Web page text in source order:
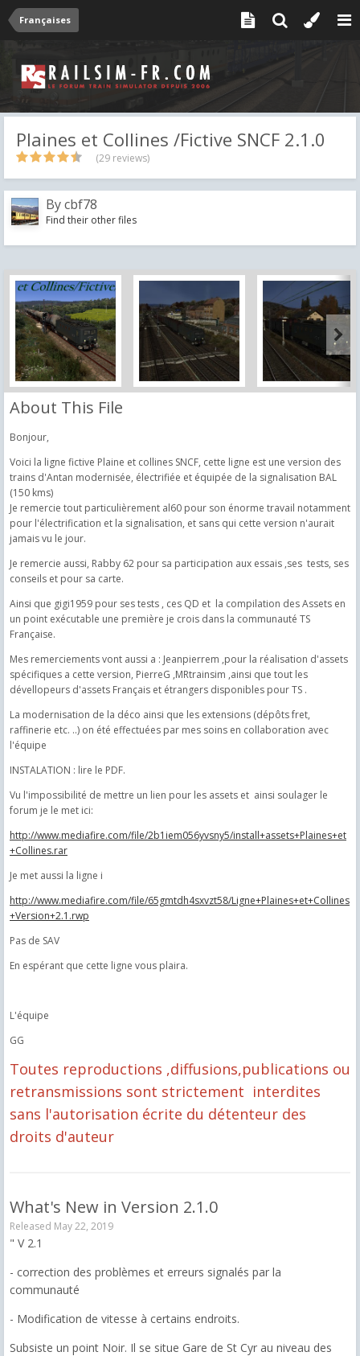
Françaises
Plaines et Collines /Fictive SNCF 2.1.0
(29 reviews)
Bycbf78
Find their other files
About This File
Bonjour,
Voici la ligne fictive Plaine et collines SNCF, cette ligne est une version des
trains d'Antan modernisée, électrifiée et équipée de la signalisation BAL
(150 kms)
Je remercie tout particulièrement al60 pour son énorme travail notamment
pour l'électrification et la signalisation, et sans qui cette version n'aurait
jamais vu le jour.
Je remercie aussi, Rabby 62 pour sa participation aux essais ,ses tests, ses
conseils et pour sa carte.
Ainsi que gigi1959 pour ses tests , ces QD et la compilation des Assets en
un point exécutable une première je crois dans la communauté TS
Française.
Mes remerciements vont aussi a : Jeanpierrem ,pour la réalisation d'assets
spécifiques a cette version, PierreG ,MRtrainsim ,ainsi que tout les
dévellopeurs d'assets Français et étrangers disponibles pour TS .
La modernisation de la déco ainsi que les extensions (dépôts fret,
raffinerie etc. ..) on été effectuées par mes soins en collaboration avec
l'équipe
INSTALATION : lire le PDF.
Vu l'impossibilité de mettre un lien pour les assets et ainsi soulager le
forum je le met ici:
http://www.mediafire.com/file/2b1iem056yvsny5/install+assets+Plaines+et
+Collines.rar
Je met aussi la ligne i
http://www.mediafire.com/file/65gmtdh4sxvzt58/Ligne+Plaines+et+Collines
+Version+2.1.rwp
Pas de SAV
En espérant que cette ligne vous plaira.
L'équipe
GG
Toutes reproductions ,diffusions,publications ou
retransmissions sont strictement interdites
sans l'autorisation écrite du détenteur des
droits d'auteur
What's New in Version 2.1.0
Released May 22, 2019
" V 2.1
- correction des problèmes et erreurs signalés par la
communauté
- Modification de vitesse à certains endroits.
Subsiste un point Noir. Il se situe Gare de St Cyr au niveau des